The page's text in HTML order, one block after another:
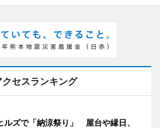
クセスランキング
ルズで「納涼祭り」 屋台や縁日、